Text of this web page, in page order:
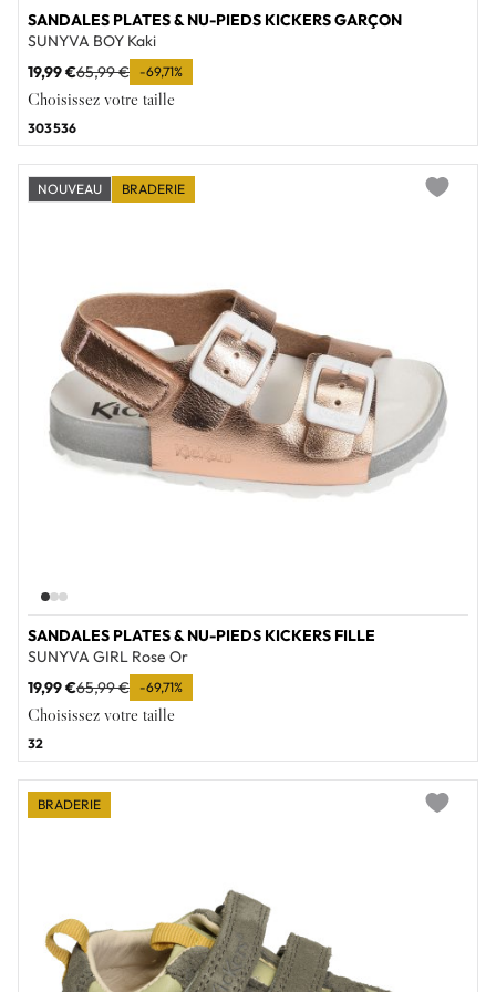
SANDALES PLATES & NU-PIEDS KICKERS GARÇON
SUNYVA BOY Kaki
19,99 €65,99 € -69,71%
Choisissez votre taille
303536
SANDALES PLATES & NU-PIEDS KICKERS FILLE
SUNYVA GIRL Rose Or
19,99 €65,99 € -69,71%
Choisissez votre taille
32
NOUVEAU BRADERIE
BRADERIE